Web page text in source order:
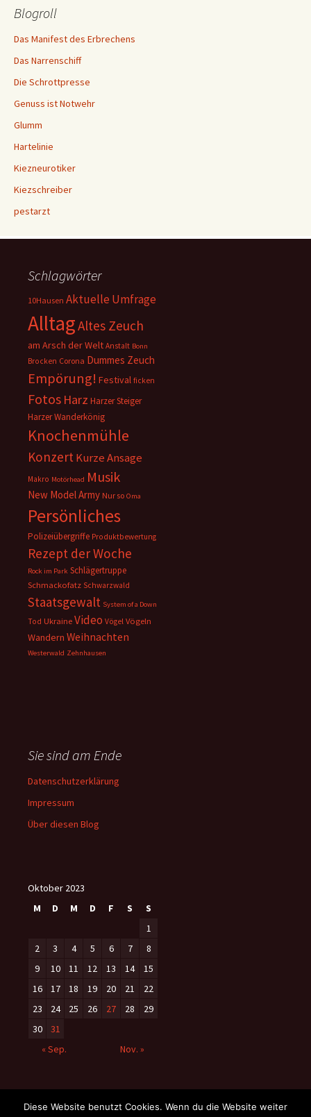
Blogroll
Das Manifest des Erbrechens
Das Narrenschiff
Die Schrottpresse
Genuss ist Notwehr
Glumm
Hartelinie
Kiezneurotiker
Kiezschreiber
pestarzt
Schlagwörter
10Hausen Aktuelle Umfrage
AlltagAltes Zeuch
am Arsch der Welt Anstalt Bonn
Brocken Corona Dummes Zeuch
Empörung! Festival ficken
Fotos Harz Harzer Steiger
Harzer Wanderkönig
Knochenmühle
KonzertKurze Ansage
Makro Motörhead Musik
New Model Army Nur so Oma
Persönliches
Polizeiübergriffe Produktbewertung
Rezept der Woche
Rock im Park Schlägertruppe
Schmackofatz Schwarzwald
Staatsgewalt System of a Down
Tod Ukraine Video Vögel Vögeln
Wandern Weihnachten
Westerwald Zehnhausen
Sie sind am Ende
Datenschutzerklärung
Impressum
Über diesen Blog
Oktober 2023
M
D M D F S
S
1
2
3 4 5 6 7
8
9
10 11 12 13 14
15
16
17 18 19 20 21
22
23
24 25 26 27 28
29
30
31
« Sep.
Nov. »
Diese Website benutzt Cookies. Wenn du die Website weiter